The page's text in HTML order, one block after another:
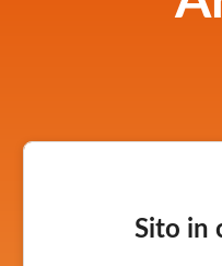
Sito in